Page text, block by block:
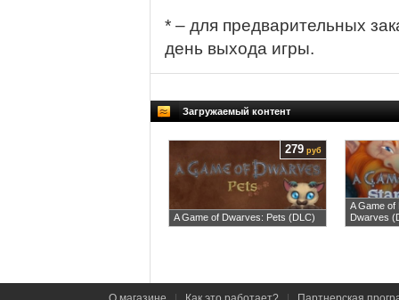
* – для предварительных
день выхода игры.
Загружаемый контент
A Game of Dwarves: Pets (DLC)
279 руб
A Game of
Dwarves